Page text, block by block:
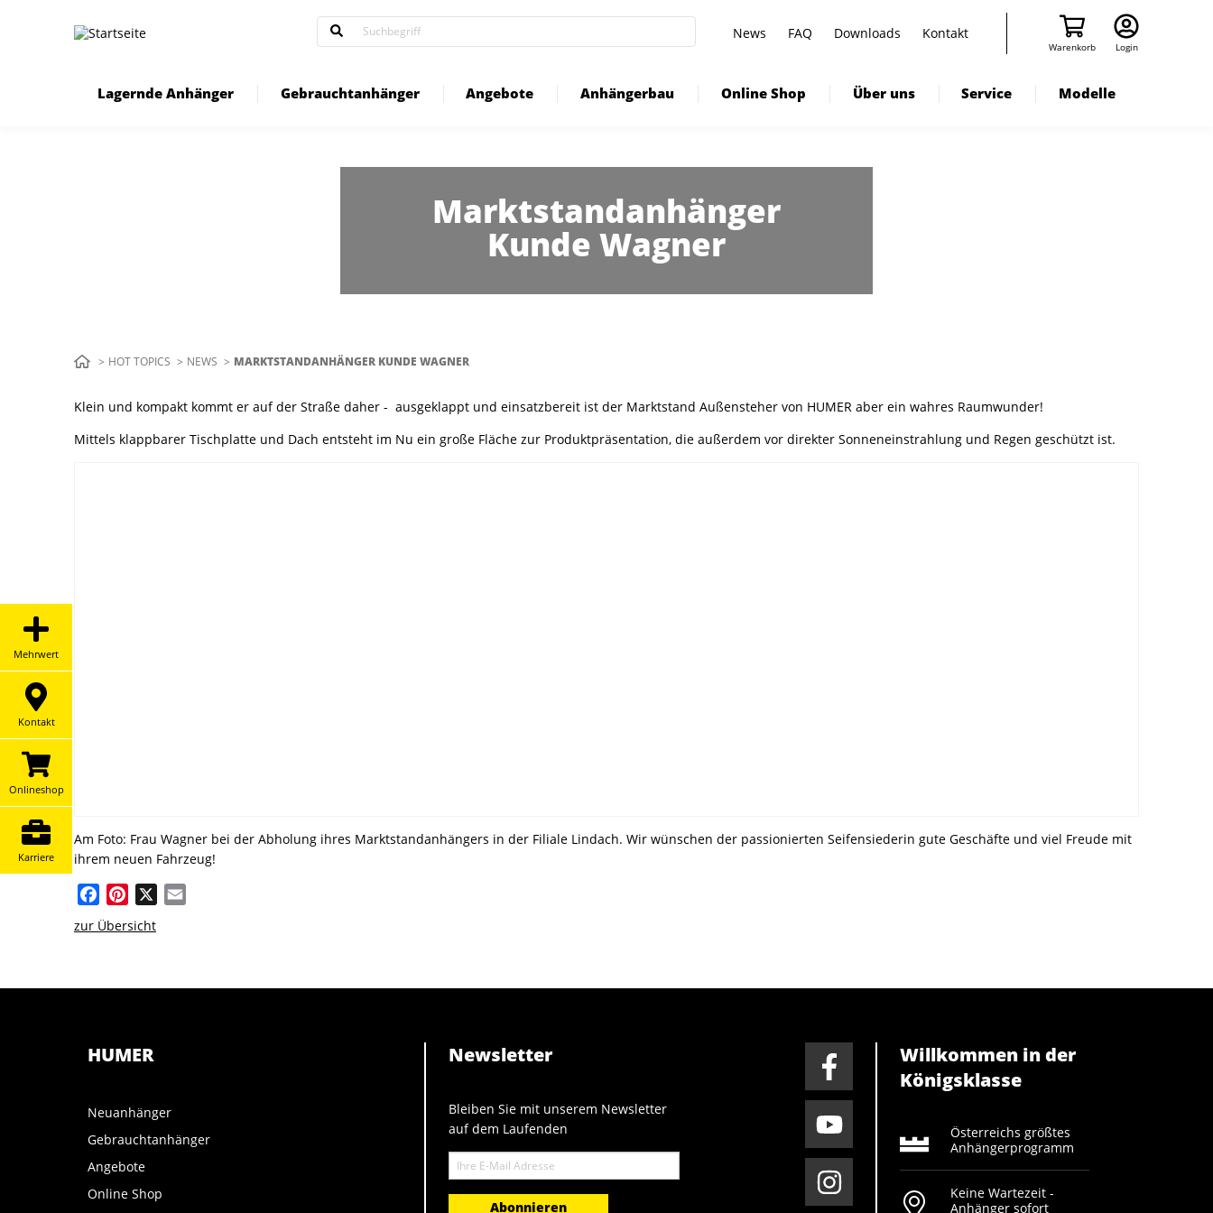
News FAQ Downloads Kontakt
Warenkorb Login
Lagernde Anhänger Gebrauchtanhänger Angebote Anhängerbau Online Shop Über uns Service Modelle
Marktstandanhänger
Kunde Wagner
HOT TOPICS NEWS AKTUELL:
MARKTSTANDANHÄNGER KUNDE WAGNER
Klein und kompakt kommt er auf der Straße daher - ausgeklappt und einsatzbereit ist der Marktstand Außensteher von HUMER aber ein wahres Raumwunder!
Mittels klappbarer Tischplatte und Dach entsteht im Nu ein große Fläche zur Produktpräsentation, die außerdem vor direkter Sonneneinstrahlung und Regen geschützt ist.
Am Foto: Frau Wagner bei der Abholung ihres Marktstandanhängers in der Filiale Lindach. Wir wünschen der passionierten Seifensiederin gute Geschäfte und viel Freude mit
ihrem neuen Fahrzeug!
FacebookPinterest
zur Übersicht
HUMER
Neuanhänger
Gebrauchtanhänger
Angebote
Online Shop
Newsletter
Bleiben Sie mit unserem Newsletter
auf dem Laufenden
E-
Mail
Willkommen in der
Königsklasse
Österreichs größtes
Anhängerprogramm
Keine Wartezeit -
Anhänger sofort
Mehrwert
Kontakt
Onlineshop
Karriere